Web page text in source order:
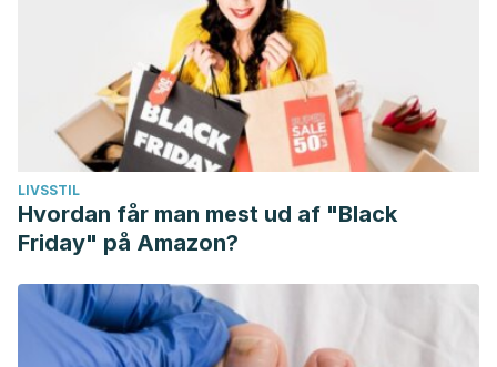
LIVSSTIL
Hvordan får man mest ud af "Black
Friday" på Amazon?